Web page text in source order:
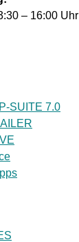
– 16:00 Uhr
SUITE 7.0